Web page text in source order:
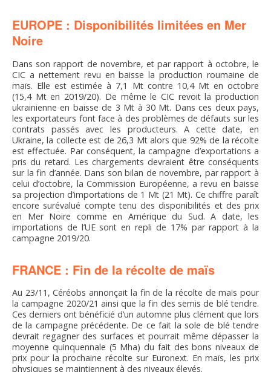
EUROPE : Disponibilités limitées en Mer
Noire
Dans son rapport de novembre, et par rapport à octobre, le
CIC a nettement revu en baisse la production roumaine de
maïs. Elle est estimée à 7,1 Mt contre 10,4 Mt en octobre
(15,4 Mt en 2019/20). De même le CIC revoit la production
ukrainienne en baisse de 3 Mt à 30 Mt. Dans ces deux pays,
les exportateurs font face à des problèmes de défauts sur les
contrats passés avec les producteurs. A cette date, en
Ukraine, la collecte est de 26,3 Mt alors que 92% de la récolte
est effectuée. Par conséquent, la campagne d’exportations a
pris du retard. Les chargements devraient être conséquents
sur la fin d’année. Dans son bilan de novembre, par rapport à
celui d’octobre, la Commission Européenne, a revu en baisse
sa projection d’importations de 1 Mt (21 Mt). Ce chiffre paraît
encore surévalué compte tenu des disponibilités et des prix
en Mer Noire comme en Amérique du Sud. A date, les
importations de l’UE sont en repli de 17% par rapport à la
campagne 2019/20.
FRANCE : Fin de la récolte de maïs
Au 23/11, Céréobs annonçait la fin de la récolte de maïs pour
la campagne 2020/21 ainsi que la fin des semis de blé tendre.
Ces derniers ont bénéficié d’un automne plus clément que lors
de la campagne précédente. De ce fait la sole de blé tendre
devrait regagner des surfaces et pourrait même dépasser la
moyenne quinquennale (5 Mha) du fait des bons niveaux de
prix pour la prochaine récolte sur Euronext. En maïs, les prix
physiques se maintiennent à des niveaux élevés.